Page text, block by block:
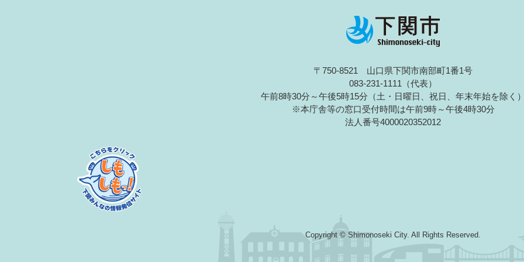
〒750-8521 山口県下関市南部町1番1号
083-231-1111（代表）
午前8時30分～午後5時15分（土・日曜日、祝日、年末年始を除く
※本庁舎等の窓口受付時間は午前9時～午後4時30分
法人番号4000020352012
Copyright © Shimonoseki City. All Rights Reserved.